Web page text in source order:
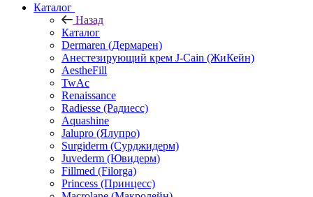
Каталог
Назад
Каталог
Dermaren (Дермарен)
Анестезирующий крем J-Cain (ЖиКейн)
AestheFill
TwAc
Renaissance
Radiesse (Радиесс)
Aquashine
Jalupro (Ялупро)
Surgiderm (Сурджидерм)
Juvederm (Ювидерм)
Fillmed (Filorga)
Princess (Принцесс)